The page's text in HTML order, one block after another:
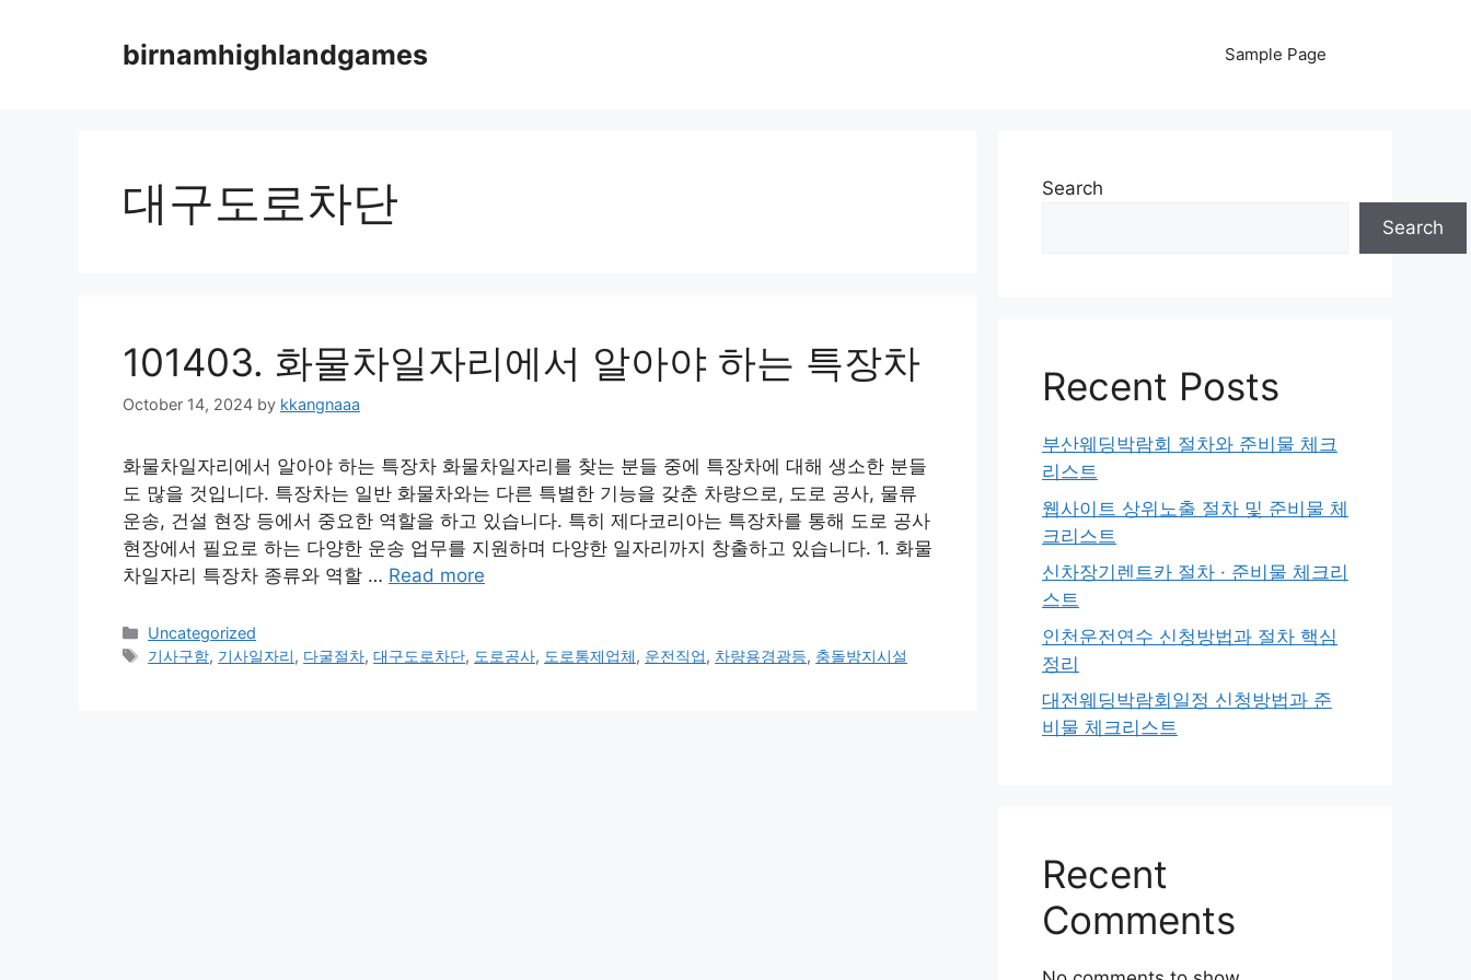
birnamhighlandgames Sample Page
대구도로차단
101403. 화물차일자리에서 알아야 하는 특장차
October 14, 2024 by kkangnaaa
화물차일자리에서 알아야 하는 특장차 화물차일자리를 찾는 분들 중에 특장차에 대해 생소한 분들
도 많을 것입니다. 특장차는 일반 화물차와는 다른 특별한 기능을 갖춘 차량으로, 도로 공사, 물류
운송, 건설 현장 등에서 중요한 역할을 하고 있습니다. 특히 제다코리아는 특장차를 통해 도로 공사
현장에서 필요로 하는 다양한 운송 업무를 지원하며 다양한 일자리까지 창출하고 있습니다. 1. 화물
차일자리 특장차 종류와 역할 … Read more
Categories
Uncategorized
Tags
기사구함, 기사일자리, 다굴절차,대구도로차단, 도로공사, 도로통제업체, 운전직업, 차량용경광등, 충돌방지시설
Search
Search
Recent Posts
부산웨딩박람회 절차와 준비물 체크
리스트
웹사이트 상위노출 절차 및 준비물 체
크리스트
신차장기렌트카 절차 · 준비물 체크리
스트
인천운전연수 신청방법과 절차 핵심
정리
대전웨딩박람회일정 신청방법과 준
비물 체크리스트
Recent
Comments